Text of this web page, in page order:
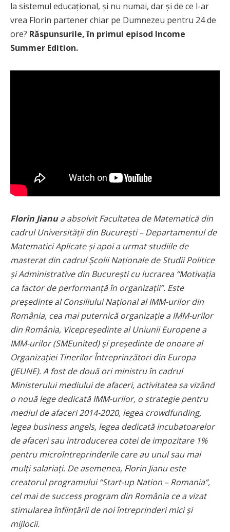
la sistemul educațional, și nu numai, dar și de ce l-ar
vrea Florin partener chiar pe Dumnezeu pentru 24 de
ore? Răspunsurile, în primul episod Income
Summer Edition.
Florin Jianua absolvit Facultatea de Matematică din
cadrul Universității din București – Departamentul de
Matematici Aplicate și apoi a urmat studiile de
masterat din cadrul Școlii Naționale de Studii Politice
și Administrative din București cu lucrarea “Motivaţia
ca factor de performanţă în organizaţii”. Este
președinte al Consiliului Național al IMM-urilor din
România, cea mai puternică organizație a IMM-urilor
din România, Vicepreședinte al Uniunii Europene a
IMM-urilor (SMEunited) și președinte de onoare al
Organizației Tinerilor Întreprinzători din Europa
(JEUNE). A fost de două ori ministru în cadrul
Ministerului mediului de afaceri, activitatea sa vizând
o nouă lege dedicată IMM-urilor, o strategie pentru
mediul de afaceri 2014-2020, legea crowdfunding,
legea business angels, legea dedicată incubatoarelor
de afaceri sau introducerea cotei de impozitare 1%
pentru microîntreprinderile care au unul sau mai
mulți salariați. De asemenea, Florin Jianu este
creatorul programului “Start-up Nation – Romania”,
cel mai de success program din România ce a vizat
stimularea înființării de noi întreprinderi mici și
mijlocii.